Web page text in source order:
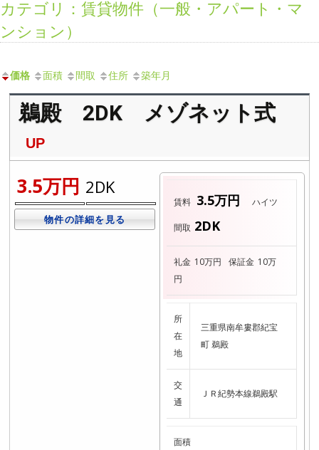
カテゴリ：賃貸物件（一般・アパート・マ
ンション）
価格 面積 間取 住所 築年月
鵜殿 2DK メゾネット式
UP
3.5万円 2DK
物件の詳細を見る
賃料 3.5万円 ハイツ
間取 2DK
礼金 10万円 保証金 10万
円
所
在
地
三重県南牟婁郡紀宝
町 鵜殿
交
通
ＪＲ紀勢本線鵜殿駅
面積